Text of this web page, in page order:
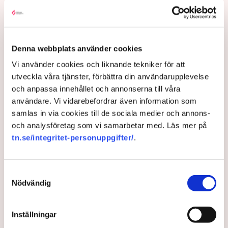
Denna webbplats använder cookies
Vi använder cookies och liknande tekniker för att
utveckla våra tjänster, förbättra din användarupplevelse
och anpassa innehållet och annonserna till våra
användare. Vi vidarebefordrar även information som
samlas in via cookies till de sociala medier och annons-
och analysföretag som vi samarbetar med. Läs mer på
tn.se/integritet-personuppgifter/.
Nödvändig
Inställningar
vänder i dörren och företag tvingas agera
kontrollanter i stället för värdar, rapporterar DN.
Bryggeri hade för stor skylt –
fick varning av kommunen:
”Fundamentalt galet”